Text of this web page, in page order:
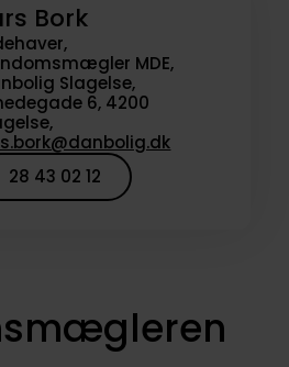
Bork
MDE,
Slagelse,
6, 4200
28 43 02 12